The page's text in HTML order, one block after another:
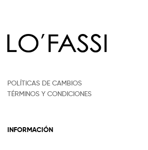
POLÍTICAS DE CAMBIOS
TÉRMINOS Y CONDICIONES
INFORMACIÓN